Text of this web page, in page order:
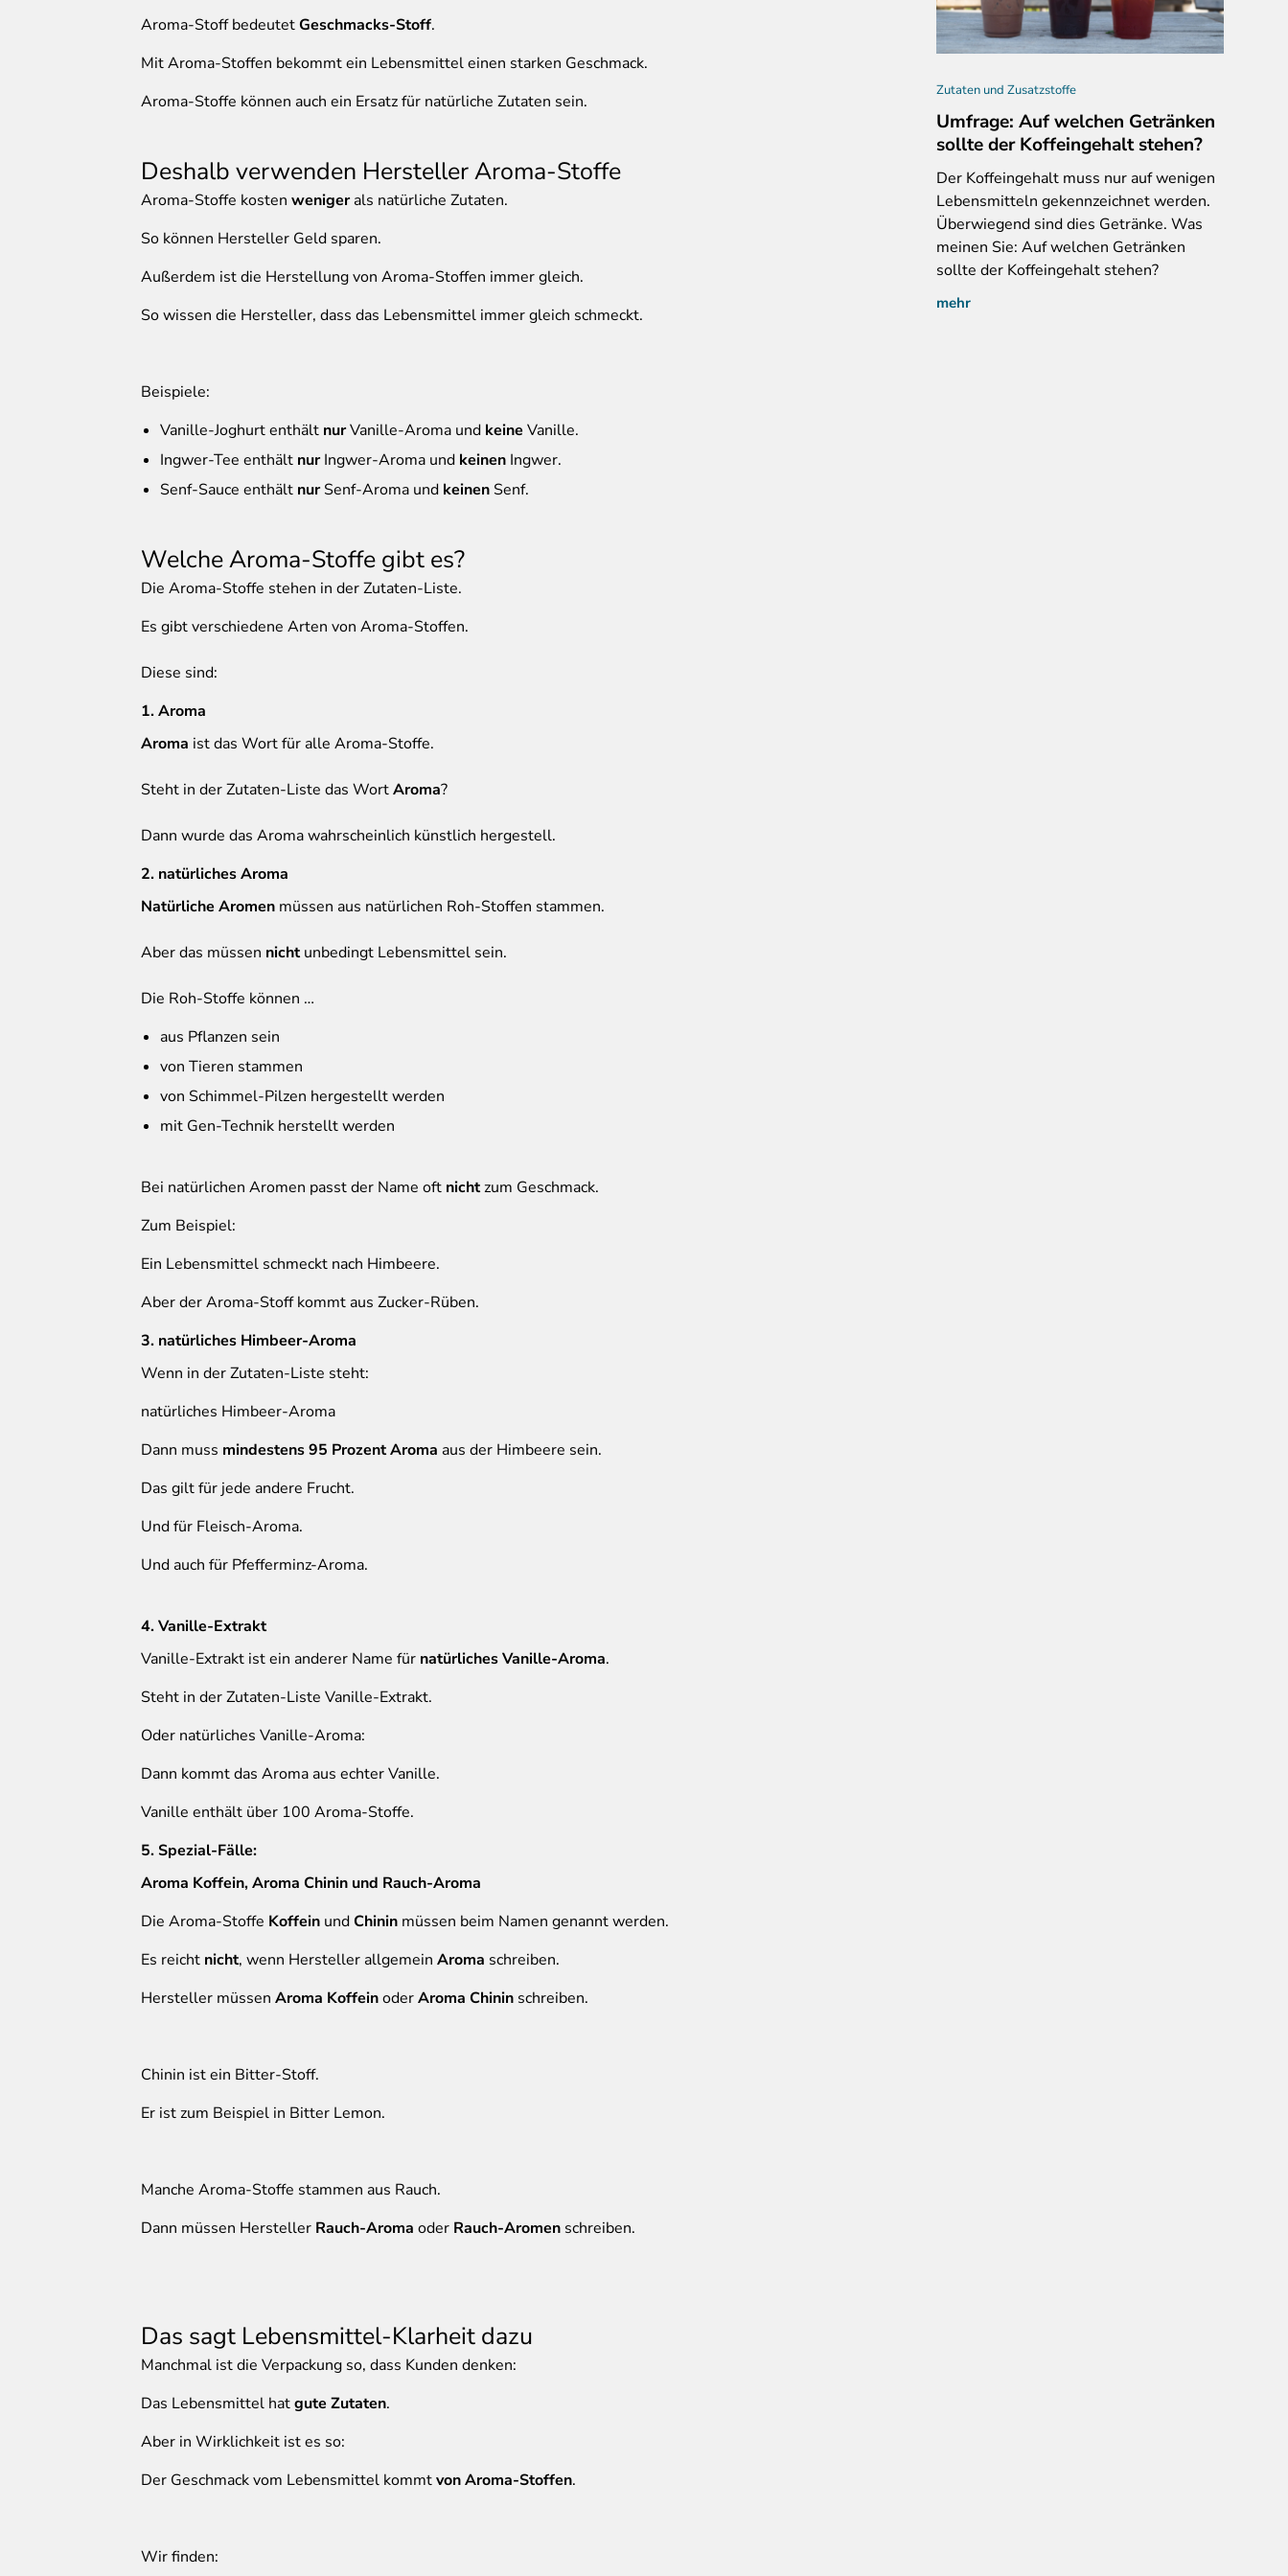
Aroma-Stoff bedeutetGeschmacks-Stoff.
Mit Aroma-Stoffen bekommt ein Lebensmittel einen starken Geschmack.
Aroma-Stoffe können auch ein Ersatz für natürliche Zutaten sein.
Deshalb verwenden Hersteller Aroma-Stoffe
Aroma-Stoffe kosten wenigerals natürliche Zutaten.
So können Hersteller Geld sparen.
Außerdem ist die Herstellung von Aroma-Stoffen immer gleich.
So wissen die Hersteller, dass das Lebensmittel immer gleich schmeckt.
Beispiele:
Vanille-Joghurt enthält nurVanille-Aroma und keine Vanille.
Ingwer-Tee enthält nurIngwer-Aroma und keinen Ingwer.
Senf-Sauce enthält nurSenf-Aroma und keinen Senf.
Welche Aroma-Stoffe gibt es?
Die Aroma-Stoffe stehen in der Zutaten-Liste.
Es gibt verschiedene Arten von Aroma-Stoffen.
Diese sind:
1. Aroma
Aroma ist das Wort für alle Aroma-Stoffe.
Steht in der Zutaten-Liste das WortAroma?
Dann wurde das Aroma wahrscheinlich künstlich hergestell.
2. natürliches Aroma
Natürliche Aromen müssen aus natürlichen Roh-Stoffen stammen.
Aber das müssen nichtunbedingt Lebensmittel sein.
Die Roh-Stoffe können …
aus Pflanzen sein
von Tieren stammen
von Schimmel-Pilzen hergestellt werden
mit Gen-Technik herstellt werden
Bei natürlichen Aromen passt der Name oft nichtzum Geschmack.
Zum Beispiel:
Ein Lebensmittel schmeckt nach Himbeere.
Aber der Aroma-Stoff kommt aus Zucker-Rüben.
3. natürliches Himbeer-Aroma
Wenn in der Zutaten-Liste steht:
natürliches Himbeer-Aroma
Dann muss mindestens 95 Prozent Aroma aus der Himbeere sein.
Das gilt für jede andere Frucht.
Und für Fleisch-Aroma.
Und auch für Pfefferminz-Aroma.
4. Vanille-Extrakt
Vanille-Extrakt ist ein anderer Name für natürliches Vanille-Aroma.
Steht in der Zutaten-Liste Vanille-Extrakt.
Oder natürliches Vanille-Aroma:
Dann kommt das Aroma aus echter Vanille.
Vanille enthält über 100 Aroma-Stoffe.
5. Spezial-Fälle:
Aroma Koffein, Aroma Chinin und Rauch-Aroma
Die Aroma-Stoffe Koffein undChinin müssen beim Namen genannt werden.
Es reicht nicht, wenn Hersteller allgemein Aroma schreiben.
Hersteller müssen Aroma KoffeinoderAroma Chinin schreiben.
Chinin ist ein Bitter-Stoff.
Er ist zum Beispiel in Bitter Lemon.
Manche Aroma-Stoffe stammen aus Rauch.
Dann müssen Hersteller Rauch-Aroma oder Rauch-Aromen schreiben.
Das sagt Lebensmittel-Klarheit dazu
Manchmal ist die Verpackung so, dass Kunden denken:
Das Lebensmittel hatgute Zutaten.
Aber in Wirklichkeit ist es so:
Der Geschmack vom Lebensmittel kommtvon Aroma-Stoffen.
Wir finden:
Zutaten und Zusatzstoffe
Umfrage: Auf welchen Getränken
sollte der Koffeingehalt stehen?
Der Koffeingehalt muss nur auf wenigen
Lebensmitteln gekennzeichnet werden.
Überwiegend sind dies Getränke. Was
meinen Sie: Auf welchen Getränken
sollte der Koffeingehalt stehen?
mehr